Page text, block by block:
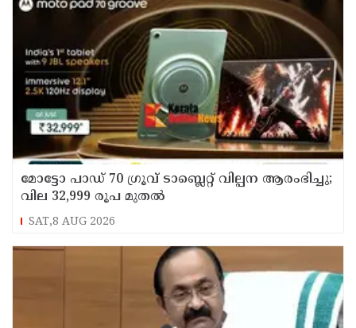
മോട്ടോ പാഡ് 70 ഗ്രൂവ് ടാബ്ലെറ്റ് വില്പന ആരംഭിച്ചു;
വില 32,999 രൂപ മുതൽ
SAT,8 AUG 2026